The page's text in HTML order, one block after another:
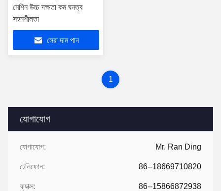
যোগাযোগ
যোগাযোগ: Mr. Ran Ding
টেলিফোন: 86--18669710820
ফ্যাক্স: 86--15866872938
মেশিন উচ্চ দক্ষতা কম ঘনত্ব
সহনশীলতা
সেরা দাম পান
1